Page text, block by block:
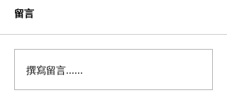
留言
撰寫留言......